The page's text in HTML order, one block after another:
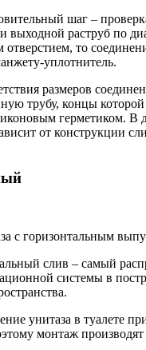
шаг –
выходной раструб по
то
уплотнитель.
размеров
трубу, концы
герметиком. В
от конструкции
с горизонтальным
слив – самый
системы в
унитаза в туалете
монтаж